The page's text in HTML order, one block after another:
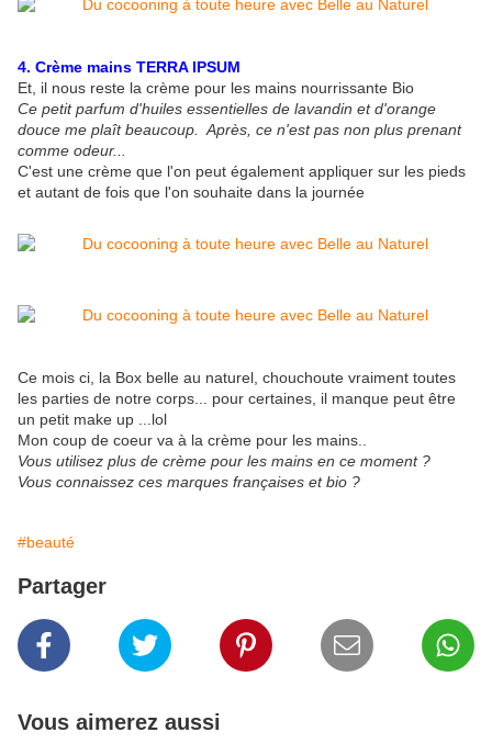
4. Crème mains TERRA IPSUM
Et, il nous reste la crème pour les mains nourrissante Bio
Ce petit parfum d'huiles essentielles de lavandin et d'orange
douce me plaît beaucoup. Après, ce n'est pas non plus prenant
comme odeur...
C'est une crème que l'on peut également appliquer sur les pieds
et autant de fois que l'on souhaite dans la journée
Ce mois ci, la Box belle au naturel, chouchoute vraiment toutes
les parties de notre corps... pour certaines, il manque peut être
un petit make up ...lol
Mon coup de coeur va à la crème pour les mains..
Vous utilisez plus de crème pour les mains en ce moment ?
Vous connaissez ces marques françaises et bio ?
#beauté
Partager
Vous aimerez aussi